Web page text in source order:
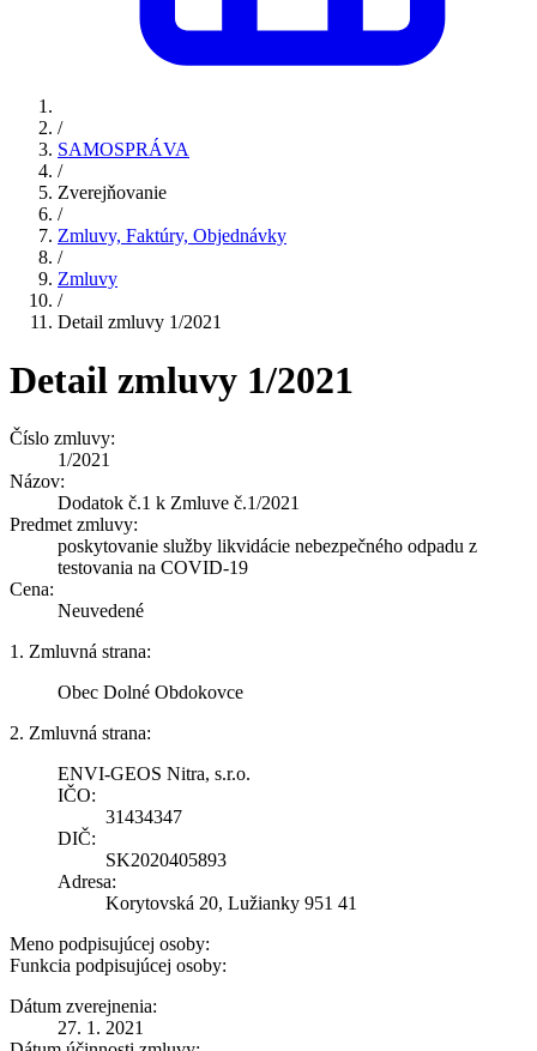
/
SAMOSPRÁVA
/
Zverejňovanie
/
Zmluvy, Faktúry, Objednávky
/
Zmluvy
/
Detail zmluvy 1/2021
Detail zmluvy 1/2021
Číslo zmluvy:
1/2021
Názov:
Dodatok č.1 k Zmluve č.1/2021
Predmet zmluvy:
poskytovanie služby likvidácie nebezpečného odpadu z
testovania na COVID-19
Cena:
Neuvedené
1. Zmluvná strana:
Obec Dolné Obdokovce
2. Zmluvná strana:
ENVI-GEOS Nitra, s.r.o.
IČO:
31434347
DIČ:
SK2020405893
Adresa:
Korytovská 20, Lužianky 951 41
Meno podpisujúcej osoby:
Funkcia podpisujúcej osoby:
Dátum zverejnenia:
27. 1. 2021